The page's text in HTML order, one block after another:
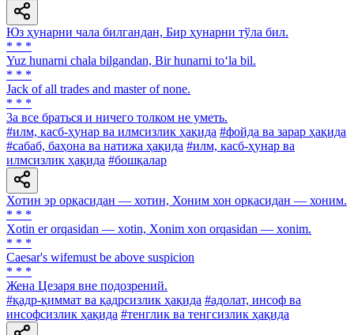
Юз ҳунарни чала билгандан, Бир ҳунарни тўла бил.
* * *
Yuz hunarni chala bilgandan, Bir hunarni to‘la bil.
* * *
Jack of all trades and master of none.
* * *
3a все браться и ничего толком не уметь.
#илм, касб-ҳунар ва илмсизлик ҳақида #фойда ва зарар ҳақида
#сабаб, баҳона ва натижа ҳақида #илм, касб-ҳунар ва
илмсизлик ҳақида #бошқалар
Хотин эр орқасидан — хотин, Хоним хон орқасидан — хоним.
* * *
Xotin er orqasidan — xotin, Xonim xon orqasidan — xonim.
* * *
Caesar's wifemust be above suspicion
* * *
Жена Цезаря вне подозрений.
#қадр-қиммат ва қадрсизлик ҳақида #адолат, инсоф ва
инсофсизлик ҳақида #тенглик ва тенгсизлик ҳақида